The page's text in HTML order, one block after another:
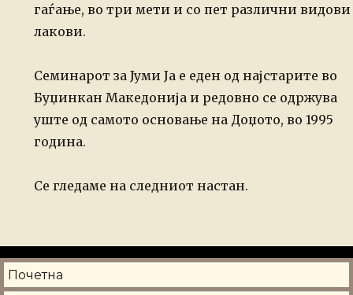
гаѓање, во три мети и со пет различни видови
лакови.
Семинарот за Јуми Ја е еден од најстарите во
Буџинкан Македонија и редовно се одржува
уште од самото основање на Доџото, во 1995
година.
Се гледаме на следниот настан.
Почетна